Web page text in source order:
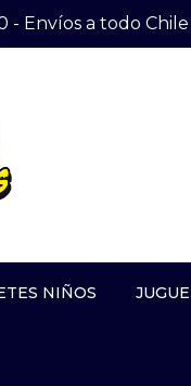
- Envíos a todo Chile
NIÑOS